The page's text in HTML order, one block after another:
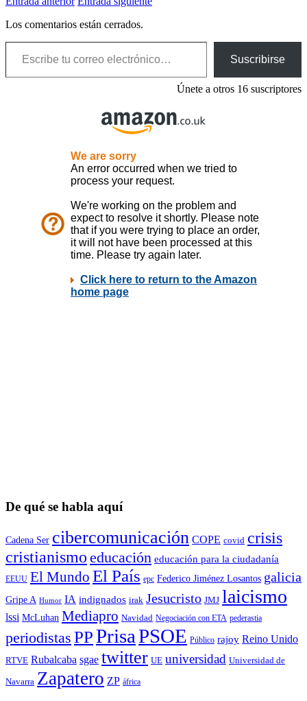
Los comentarios están cerrados.
Escribe tu correo electrónico…
Suscribirse
Únete a otros 16 suscriptores
De qué se habla aquí
Cadena Ser cibercomunicación COPE covid crisis
cristianismo educación educación para la ciudadaní­a
EEUU El Mundo El País epc Federico Jiménez Losantos galicia
Gripe A Humor IA indignados irak Jesucristo JMJ laicismo
lssi McLuhan Mediapro Navidad Negociación con ETA pederastia
periodistas PPPrisaPSOE Público rajoy Reino Unido
RTVE Rubalcaba sgae twitter UE universidad Universidad de
Navarra Zapatero ZP áfrica